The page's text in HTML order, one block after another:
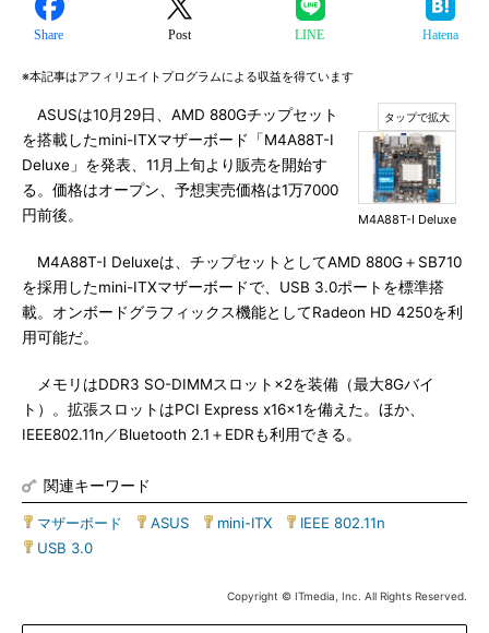
Share Post LINE Hatena
※本記事はアフィリエイトプログラムによる収益を得ています
M4A88T-I Deluxe
ASUSは10月29日、AMD 880Gチップセット
を搭載したmini-ITXマザーボード「M4A88T-I
Deluxe」を発表、11月上旬より販売を開始す
る。価格はオープン、予想実売価格は1万7000
円前後。
M4A88T-I Deluxeは、チップセットとしてAMD 880G＋SB710
を採用したmini-ITXマザーボードで、USB 3.0ポートを標準搭
載。オンボードグラフィックス機能としてRadeon HD 4250を利
用可能だ。
メモリはDDR3 SO-DIMMスロット×2を装備（最大8Gバイ
ト）。拡張スロットはPCI Express x16×1を備えた。ほか、
IEEE802.11n／Bluetooth 2.1＋EDRも利用できる。
関連キーワード
マザーボード ASUS mini-ITX IEEE 802.11n
USB 3.0
Copyright © ITmedia, Inc. All Rights Reserved.